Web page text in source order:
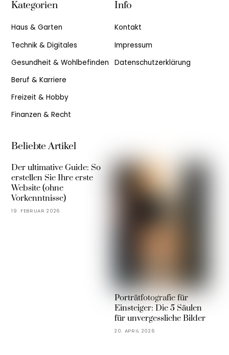
Top
Kategorien
Haus & Garten
Technik & Digitales
Gesundheit & Wohlbefinden
Beruf & Karriere
Freizeit & Hobby
Finanzen & Recht
Info
Kontakt
Impressum
Datenschutzerklärung
Beliebte Artikel
Der ultimative Guide: So
erstellen Sie Ihre erste
Website (ohne
Vorkenntnisse)
19. FEBRUAR 2026
Porträtfotografie für
Einsteiger: Die 5 Säulen
für unvergessliche Bilder
20. APRIL 2026